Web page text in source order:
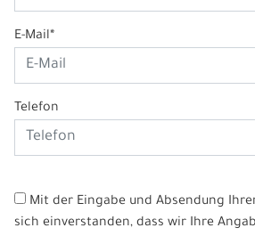
E-Mail*
Telefon
Mit der Eingabe und Absendung
sich einverstanden, dass wir Ihre